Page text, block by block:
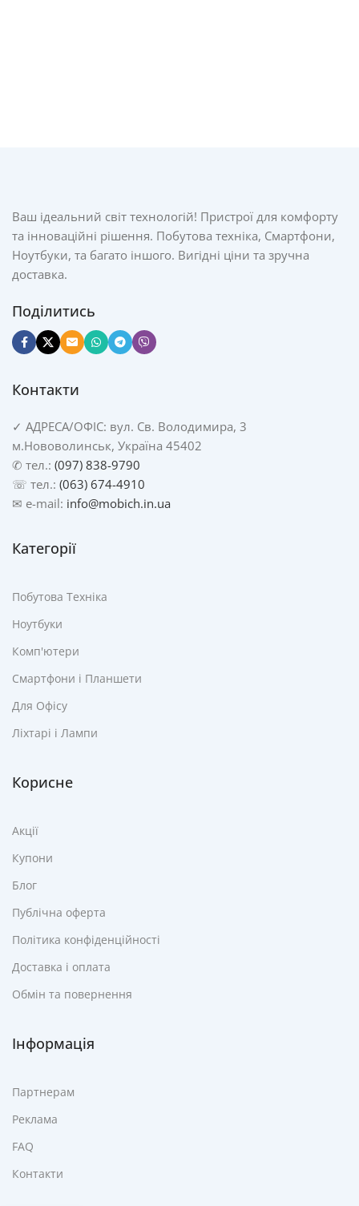
Ваш ідеальний світ технологій! Пристрої для комфорту
та інноваційні рішення. Побутова техніка, Смартфони,
Ноутбуки, та багато іншого. Вигідні ціни та зручна
доставка.
Поділитись
Контакти
✓ АДРЕСА/ОФІС: вул. Св. Володимира, 3
м.Нововолинськ, Україна 45402
✆ тел.: (097) 838-9790
☏ тел.: (063) 674-4910
✉ e-mail: info@mobich.in.ua
Категорії
Побутова Техніка
Ноутбуки
Комп'ютери
Смартфони і Планшети
Для Офісу
Ліхтарі і Лампи
Корисне
Акції
Купони
Блог
Публічна оферта
Політика конфіденційності
Доставка і оплата
Обмін та повернення
Інформація
Партнерам
Реклама
FAQ
Контакти